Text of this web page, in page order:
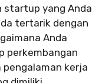
startup yang Anda
tertarik dengan
Anda
perkembangan
pengalaman kerja